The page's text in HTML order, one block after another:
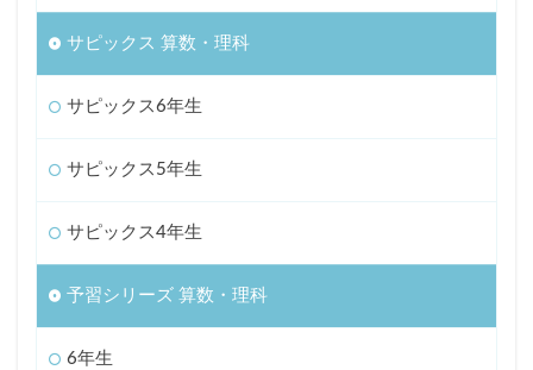
サピックス 算数・理科
サピックス6年生
サピックス5年生
サピックス4年生
予習シリーズ 算数・理科
6年生